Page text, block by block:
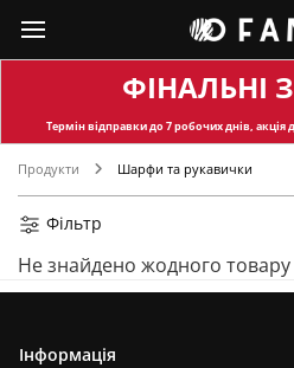
ФІНАЛЬНІ
Термін відправкидо 7 робочих днів, акція
Продукти Шарфи та рукавички
Фільтр
Не знайдено жодного товару
Інформація